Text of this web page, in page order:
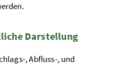
Darstellung
, Abfluss-, und